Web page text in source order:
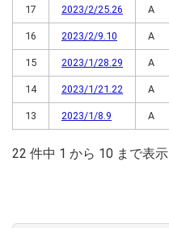
17 2023/2/25.26 A
16 2023/2/9.10 A
15 2023/1/28.29 A
14 2023/1/21.22 A
13 2023/1/8.9 A
22 件中 1 から 10 まで表示